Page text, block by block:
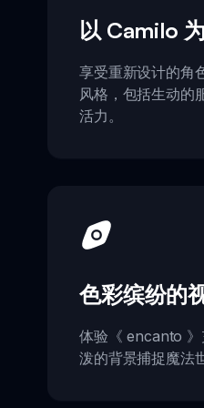
以 Camilo
享受重新设计的角
风格，包括生动的
活力。
色彩缤纷的
体验《 encanto
泼的背景捕捉魔法